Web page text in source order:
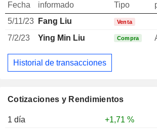
Cotizaciones y Rendimientos
1 día
+1,71 %
Fecha
informado
Tipo
5/11/23
Fang Liu Venta
7/2/23 Ying Min Liu Compra
Historial de transacciones